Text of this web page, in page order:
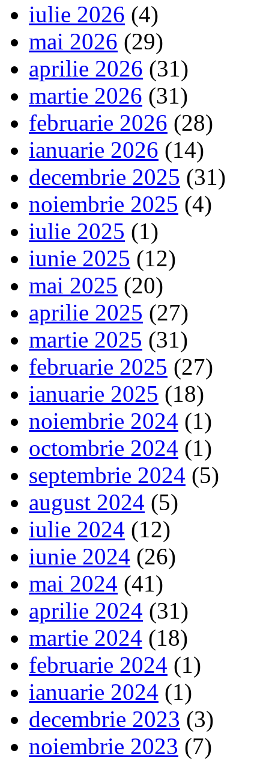
iulie 2026 (4)
mai 2026 (29)
aprilie 2026 (31)
martie 2026 (31)
februarie 2026 (28)
ianuarie 2026 (14)
decembrie 2025 (31)
noiembrie 2025 (4)
iulie 2025 (1)
iunie 2025 (12)
mai 2025 (20)
aprilie 2025 (27)
martie 2025 (31)
februarie 2025 (27)
ianuarie 2025 (18)
noiembrie 2024 (1)
octombrie 2024 (1)
septembrie 2024 (5)
august 2024 (5)
iulie 2024 (12)
iunie 2024 (26)
mai 2024 (41)
aprilie 2024 (31)
martie 2024 (18)
februarie 2024 (1)
ianuarie 2024 (1)
decembrie 2023 (3)
noiembrie 2023 (7)